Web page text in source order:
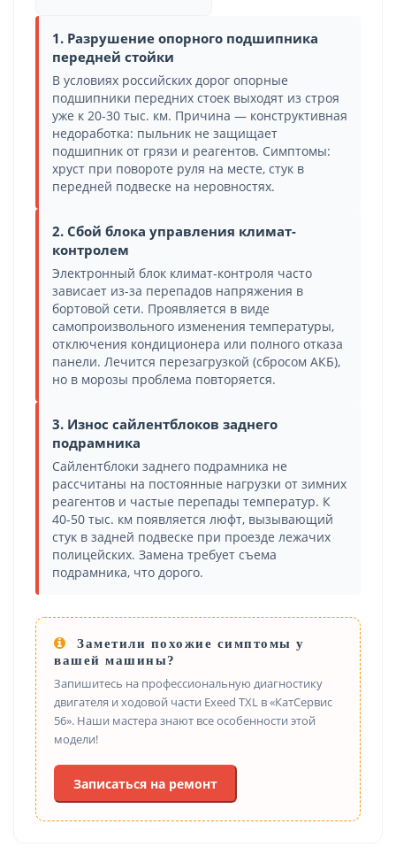
1. Разрушение опорного подшипника
передней стойки
В условиях российских дорог опорные
подшипники передних стоек выходят из строя
уже к 20-30 тыс. км. Причина — конструктивная
недоработка: пыльник не защищает
подшипник от грязи и реагентов. Симптомы:
хруст при повороте руля на месте, стук в
передней подвеске на неровностях.
2. Сбой блока управления климат-
контролем
Электронный блок климат-контроля часто
зависает из-за перепадов напряжения в
бортовой сети. Проявляется в виде
самопроизвольного изменения температуры,
отключения кондиционера или полного отказа
панели. Лечится перезагрузкой (сбросом АКБ),
но в морозы проблема повторяется.
3. Износ сайлентблоков заднего
подрамника
Сайлентблоки заднего подрамника не
рассчитаны на постоянные нагрузки от зимних
реагентов и частые перепады температур. К
40-50 тыс. км появляется люфт, вызывающий
стук в задней подвеске при проезде лежачих
полицейских. Замена требует съема
подрамника, что дорого.
Заметили похожие симптомы у
вашей машины?
Запишитесь на профессиональную диагностику
двигателя и ходовой части Exeed TXL в «КатСервис
56». Наши мастера знают все особенности этой
модели!
Записаться на ремонт